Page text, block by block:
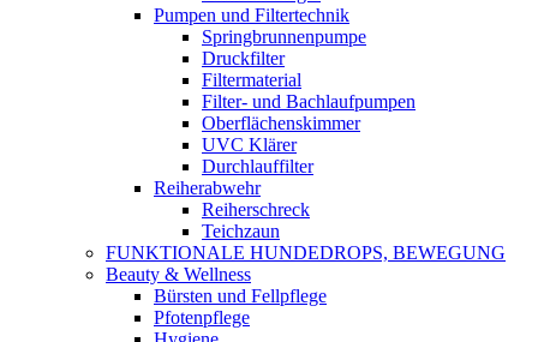
Pumpen und Filtertechnik
Springbrunnenpumpe
Druckfilter
Filtermaterial
Filter- und Bachlaufpumpen
Oberflächenskimmer
UVC Klärer
Durchlauffilter
Reiherabwehr
Reiherschreck
Teichzaun
FUNKTIONALE HUNDEDROPS, BEWEGUNG
Beauty & Wellness
Bürsten und Fellpflege
Pfotenpflege